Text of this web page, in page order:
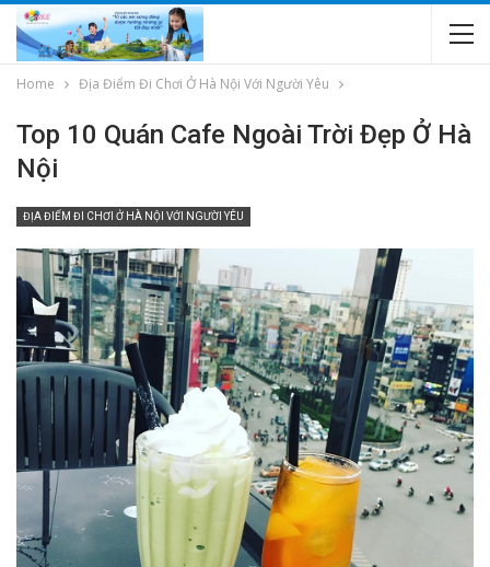
Home Địa Điểm Đi Chơi Ở Hà Nội Với Người Yêu
Top 10 Quán Cafe Ngoài Trời Đẹp Ở Hà
Nội
ĐỊA ĐIỂM ĐI CHƠI Ở HÀ NỘI VỚI NGƯỜI YÊU